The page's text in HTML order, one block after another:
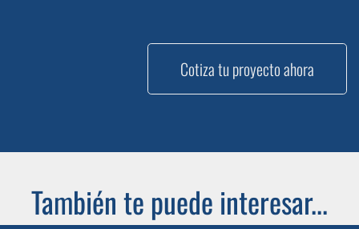
Cotiza tu proyecto ahora
También te puede interesar...